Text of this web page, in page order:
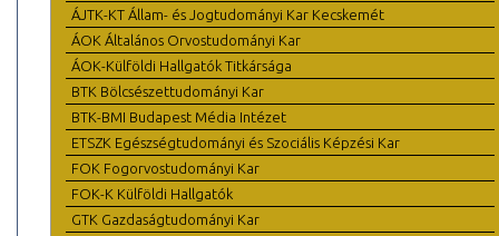
ÁJTK-KT Állam- és Jogtudományi Kar Kecskemét
ÁOK Általános Orvostudományi Kar
ÁOK-Külföldi Hallgatók Titkársága
BTK Bölcsészettudományi Kar
BTK-BMI Budapest Média Intézet
ETSZK Egészségtudományi és Szociális Képzési Kar
FOK Fogorvostudományi Kar
FOK-K Külföldi Hallgatók
GTK Gazdaságtudományi Kar